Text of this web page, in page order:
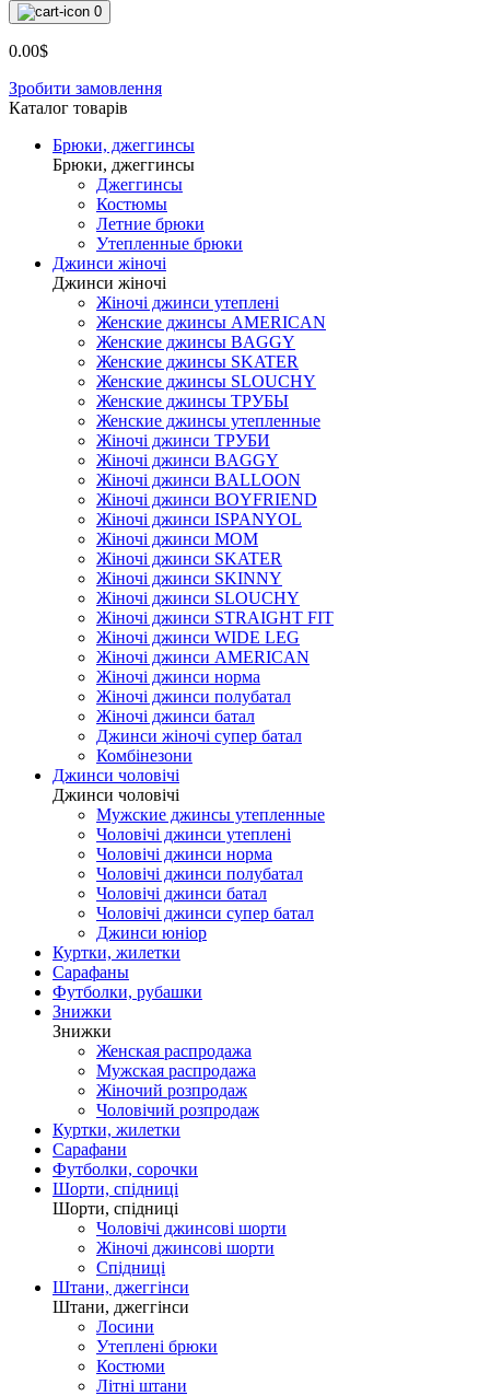
0
0.00$
Зробити замовлення
Каталог товарiв
Брюки, джеггинсы
Брюки, джеггинсы
Джеггинсы
Костюмы
Летние брюки
Утепленные брюки
Джинси жіночі
Джинси жіночі
Жіночі джинси утеплені
Женские джинсы AMERICAN
Женские джинсы BAGGY
Женские джинсы SKATER
Женские джинсы SLOUCHY
Женские джинсы ТРУБЫ
Женские джинсы утепленные
Жіночі джинси ТРУБИ
Жіночі джинси BAGGY
Жіночі джинси BALLOON
Жіночі джинси BOYFRIEND
Жіночі джинси ISPANYOL
Жіночі джинси МОМ
Жіночі джинси SKATER
Жіночі джинси SKINNY
Жіночі джинси SLOUCHY
Жіночі джинси STRAIGHT FIT
Жіночі джинси WIDE LEG
Жіночі джинси AMERICAN
Жіночі джинси норма
Жіночі джинси полубатал
Жіночі джинси батал
Джинси жіночі супер батал
Комбінезони
Джинси чоловічі
Джинси чоловічі
Мужские джинсы утепленные
Чоловічі джинси утеплені
Чоловічі джинси норма
Чоловічі джинси полубатал
Чоловічі джинси батал
Чоловічі джинси супер батал
Джинси юніор
Куртки, жилетки
Сарафаны
Футболки, рубашки
Знижки
Знижки
Женская распродажа
Мужская распродажа
Жіночий розпродаж
Чоловічий розпродаж
Куртки, жилетки
Сарафани
Футболки, сорочки
Шорти, спідниці
Шорти, спідниці
Чоловічі джинсові шорти
Жіночі джинсові шорти
Спідниці
Штани, джеггінси
Штани, джеггінси
Лосини
Утеплені брюки
Костюми
Літні штани